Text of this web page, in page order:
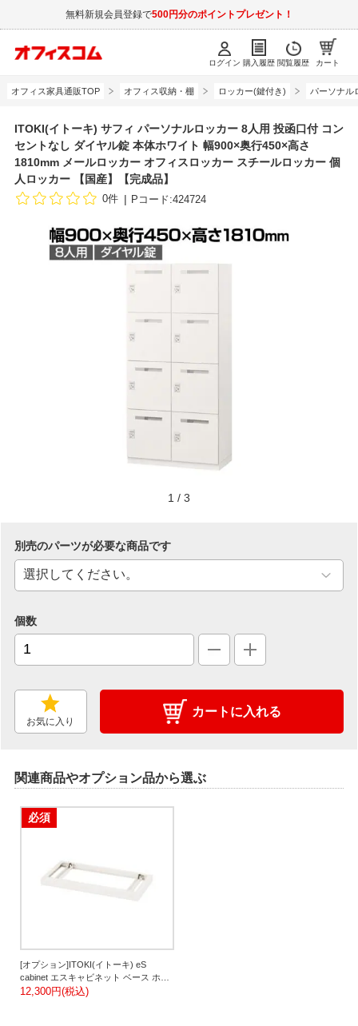
無料新規会員登録で500円分のポイントプレゼント！
ログイン 購入履歴 閲覧履歴 カート
オフィス家具通販TOP オフィス収納・棚 ロッカー(鍵付き) パーソナル
ITOKI(イトーキ) サフィ パーソナルロッカー 8人用 投函口付 コン
セントなし ダイヤル錠 本体ホワイト 幅900×奥行450×高さ
1810mm メールロッカー オフィスロッカー スチールロッカー 個
人ロッカー 【国産】【完成品】
0件 Pコード:424724
1 / 3
別売のパーツが必要な商品です
個数
お気に入り
カートに入れる
関連商品やオプション品から選ぶ
必須
[オプション]ITOKI(イトーキ) eS
cabinet エスキャビネット ベース ホワ
イト 幅900×奥行450×高さ60mm | H1A-
12,300円(税込)